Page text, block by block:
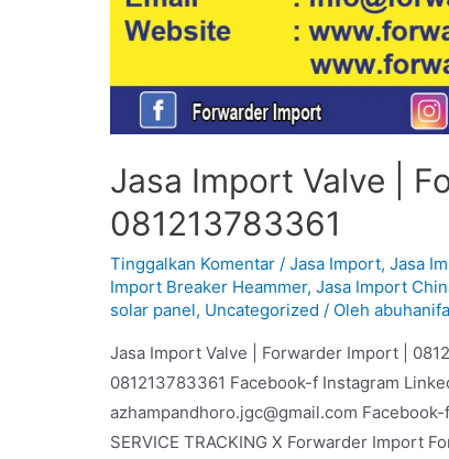
Jasa Import Valve |
081213783361
Tinggalkan Komentar /Jasa Import,Jasa
Import Breaker Heammer,Jasa Import
solar panel, Uncategorized / Oleh
Jasa Import Valve | Forwarder Import |
081213783361 Facebook-f Instagram
azhampandhoro.jgc@gmail.com
SERVICE TRACKING X Forwarder Import